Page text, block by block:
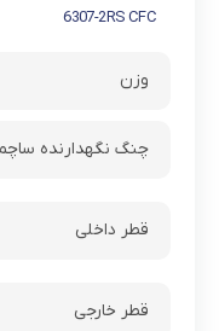
6307-2RS CFC
وزن
چنگ نگهدارنده
قطر داخلی
قطر خارجی